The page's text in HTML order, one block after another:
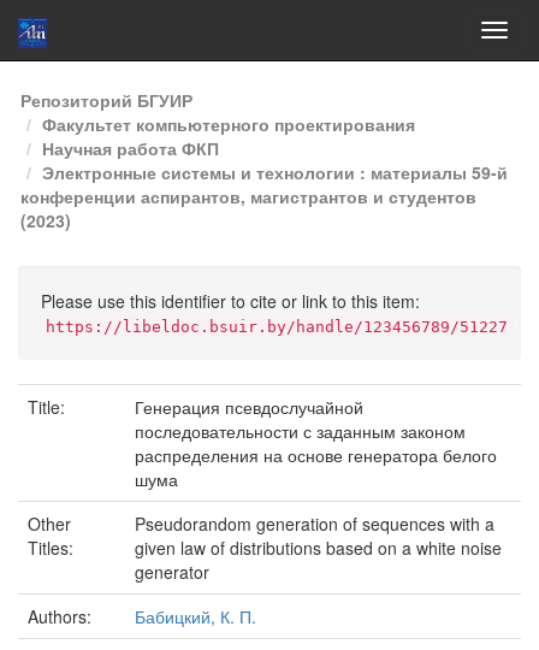
Skip
navigation
Репозиторий БГУИР
Факультет компьютерного проектирования
Научная работа ФКП
Электронные системы и технологии : материалы 59-й
конференции аспирантов, магистрантов и студентов
(2023)
Please use this identifier to cite or link to this item:
https://libeldoc.bsuir.by/handle/123456789/51227
Title:
Генерация псевдослучайной
последовательности с заданным законом
распределения на основе генератора белого
шума
Other
Titles:
Pseudorandom generation of sequences with a
given law of distributions based on a white noise
generator
Authors:
Бабицкий, К. П.